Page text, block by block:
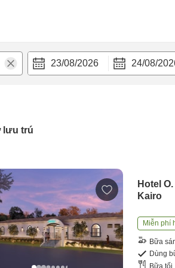
23/08/2026 24/08/
lưu trú
Hotel
Kairo
Miễn phí
Bữa
Dùng
Bữa tối